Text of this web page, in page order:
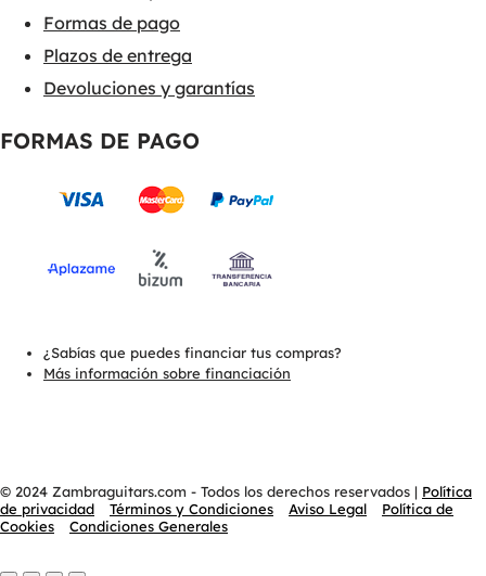
Formas de pago
Plazos de entrega
Devoluciones y garantías
FORMAS DE PAGO
¿Sabías que puedes financiar tus compras?
Más información sobre financiación
© 2024 Zambraguitars.com - Todos los derechos reservados | Política
de privacidad
Términos y Condiciones Aviso Legal
Política de
Cookies
Condiciones Generales